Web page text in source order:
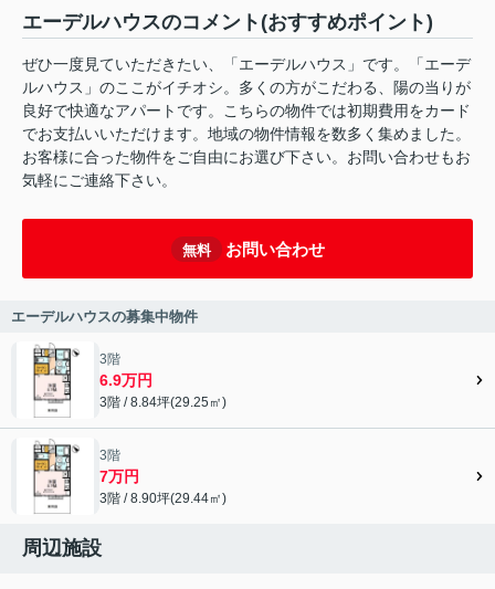
エーデルハウスのコメント(おすすめポイント)
ぜひ一度見ていただきたい、「エーデルハウス」です。「エーデ
ルハウス」のここがイチオシ。多くの方がこだわる、陽の当りが
良好で快適なアパートです。こちらの物件では初期費用をカード
でお支払いいただけます。地域の物件情報を数多く集めました。
お客様に合った物件をご自由にお選び下さい。お問い合わせもお
気軽にご連絡下さい。
無料 お問い合わせ
エーデルハウスの募集中物件
3階
6.9万円
3階 / 8.84坪(29.25㎡)
3階
7万円
3階 / 8.90坪(29.44㎡)
周辺施設